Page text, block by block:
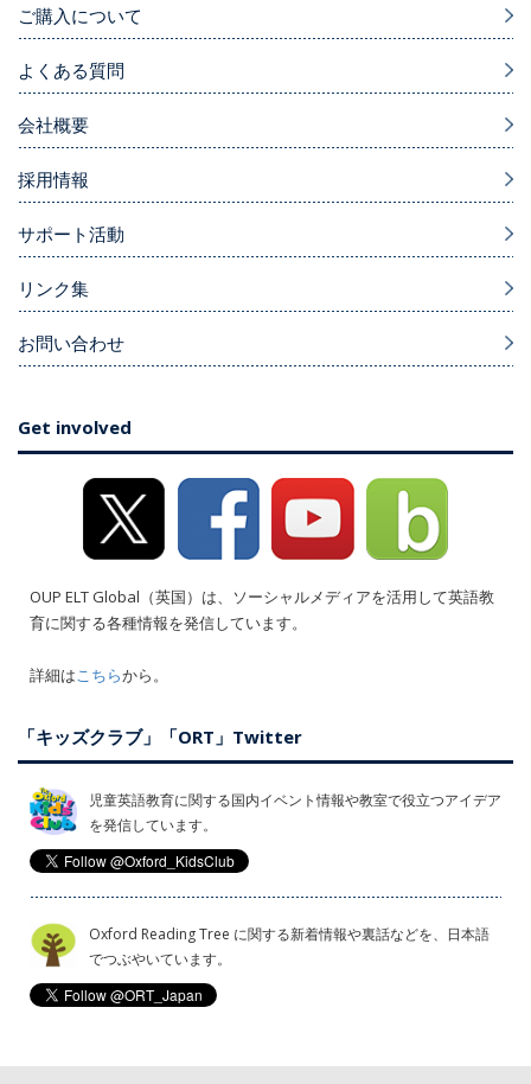
ご購入について
よくある質問
会社概要
採用情報
サポート活動
リンク集
お問い合わせ
Get involved
OUP ELT Global（英国）は、ソーシャルメディアを活用して英語教
育に関する各種情報を発信しています。
詳細はこちらから。
「キッズクラブ」「ORT」Twitter
児童英語教育に関する国内イベント情報や教室で役立つアイデア
を発信しています。
Oxford Reading Tree に関する新着情報や裏話などを、日本語
でつぶやいています。